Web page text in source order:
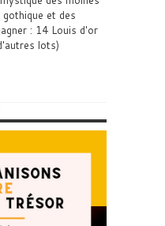
et des
: 14 Louis d'or
lots)